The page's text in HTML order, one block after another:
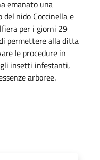
emanato una
nido Coccinella e
per i giorni 29
permettere alla ditta
le procedure in
insetti infestanti,
arboree.